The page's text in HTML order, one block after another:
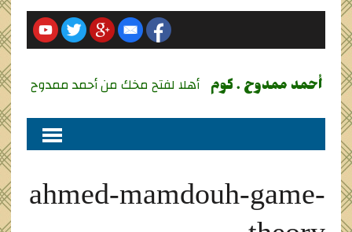
أحمد ممدوح . كوم أهلا لفتح مخك من أحمد ممدوح
ahmed-mamdouh-game-